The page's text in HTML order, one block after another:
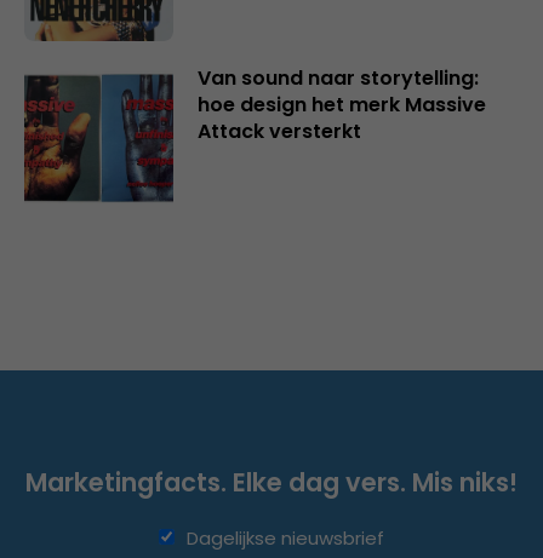
Van sound naar storytelling:
hoe design het merk Massive
Attack versterkt
Marketingfacts. Elke dag vers. Mis niks!
Dagelijkse nieuwsbrief